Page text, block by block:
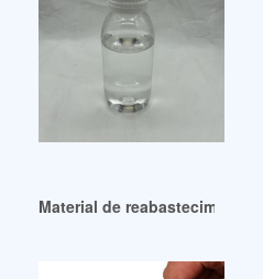
Material de